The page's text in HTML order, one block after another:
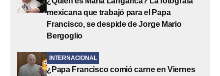
mexicana que trabajó para el Papa
Francisco, se despide de Jorge Mario
Bergoglio
INTERNACIONAL
¿Papa Francisco comió carne en Viernes